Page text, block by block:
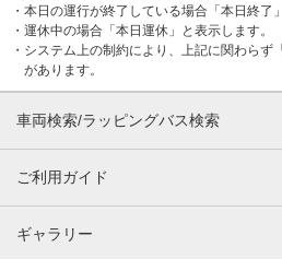
・本日の運行が終了している場合「本日終了
・運休中の場合「本日運休」と表示します。
・システム上の制約により、上記に関わらず
があります。
車両検索/ラッピングバス検索
ご利用ガイド
ギャラリー